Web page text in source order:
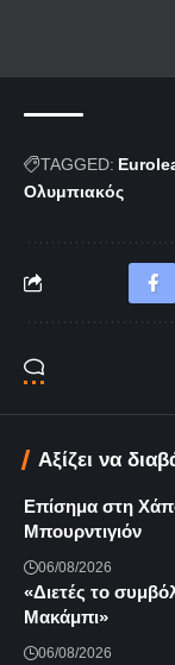
TAGGED:
Ολυμπιακός
Αξίζει να
Επίσημα στη
Μπουρντιγιόν
06/08/2026
«Διετές το
Μακάμπι»
06/08/2026